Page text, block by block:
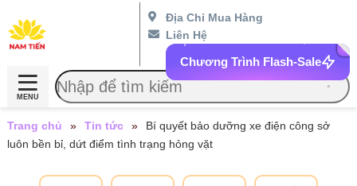
Địa Chỉ Mua Hàng
Liên Hệ
Chương Trình Flash-Sale
MENU
Trang chủ » Tin tức »
Bí quyết bảo dưỡng xe điện công sở
luôn bền bỉ, dứt điểm tình trạng hỏng vặt